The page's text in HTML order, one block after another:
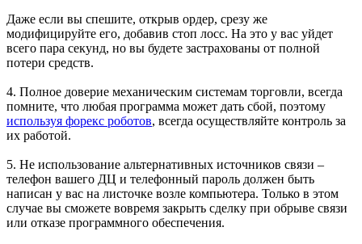
Даже если вы спешите, открыв ордер, срезу же
модифицируйте его, добавив стоп лосс. На это у вас уйдет
всего пара секунд, но вы будете застрахованы от полной
потери средств.
4. Полное доверие механическим системам торговли, всегда
помните, что любая программа может дать сбой, поэтому
используя форекс роботов, всегда осуществляйте контроль за
их работой.
5. Не использование альтернативных источников связи –
телефон вашего ДЦ и телефонный пароль должен быть
написан у вас на листочке возле компьютера. Только в этом
случае вы сможете вовремя закрыть сделку при обрыве связи
или отказе программного обеспечения.